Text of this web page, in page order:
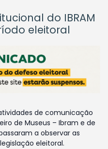
do IBRAM
eleitoral
de comunicação
de Museus – Ibram e de
a observar as
eleitoral.